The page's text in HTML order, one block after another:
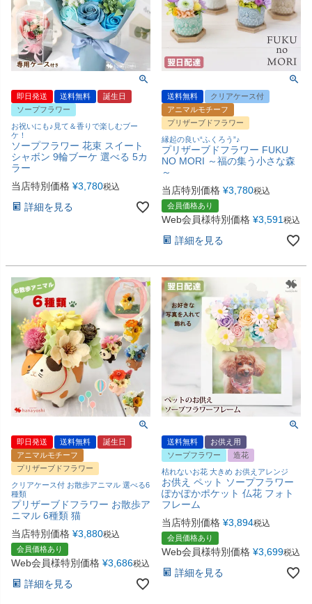
即日発送 送料無料
誕生日
ソープフラワー
お祝いにも♪見て＆香りで楽しむブー
ケ！
ソープフラワー 花束 スイート
シャボン 9輪ブーケ 選べる 5カ
ラー
当店特別価格 ¥3,780税込
詳細を見る
送料無料
クリアケース付
アニマルモチーフ
プリザーブドフラワー
縁起の良い“ふくろう”♪
プリザーブドフラワー FUKU
NO MORI ～福の集う小さな森
～
当店特別価格 ¥3,780税込
会員価格あり
Web会員様特別価格 ¥3,591 税込
詳細を見る
即日発送 送料無料
誕生日
アニマルモチーフ
プリザーブドフラワー
クリアケース付 お散歩アニマル 選べる6
種類
プリザーブドフラワー お散歩ア
ニマル 6種類 猫
当店特別価格 ¥3,880税込
会員価格あり
Web会員様特別価格 ¥3,686税込
詳細を見る
送料無料
お供え用
ソープフラワー
造花
枯れないお花 大きめ お供えアレンジ
お供え ペット ソープフラワー
ぽかぽかポケット 仏花 フォト
フレーム
当店特別価格 ¥3,894税込
会員価格あり
Web会員様特別価格 ¥3,699税込
詳細を見る